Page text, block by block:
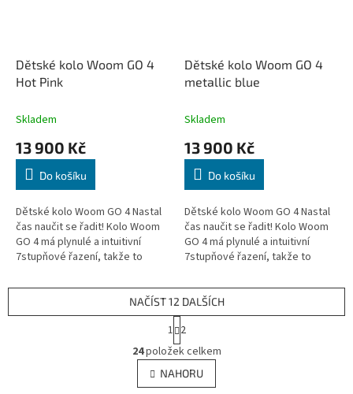
Dětské kolo Woom GO 4
Hot Pink
Skladem
13 900 Kč
Do košíku
Dětské kolo Woom GO 4 Nastal
čas naučit se řadit! Kolo Woom
GO 4 má plynulé a intuitivní
7stupňové řazení, takže to
pouhých 7,8 kg...
Dětské kolo Woom GO 4
metallic blue
Skladem
13 900 Kč
Do košíku
Dětské kolo Woom GO 4 Nastal
čas naučit se řadit! Kolo Woom
GO 4 má plynulé a intuitivní
7stupňové řazení, takže to
pouhých 7,8 kg...
O
v
l
á
NAČÍST 12 DALŠÍCH
t
r
á
n
k
1 2
24položek celkem
NAHORU